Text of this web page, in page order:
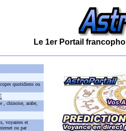
Le 1er Portail
quotidiens ou
, chinoise, arabe,
voyantes et
ou par